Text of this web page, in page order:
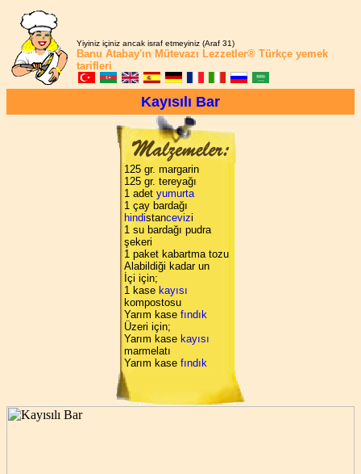
Yiyiniz içiniz ancak israf etmeyiniz (Araf 31)
Banu Atabay'ın Mütevazı Lezzetler® Türkçe yemek
tarifleri
Kayısılı Bar
125 gr. margarin
125 gr. tereyağı
1 adet yumurta
1 çay bardağı
hindistancevizi
1 su bardağı pudra
şekeri
1 paket kabartma tozu
Alabildiği kadar un
İçi için;
1 kase kayısı
kompostosu
Yarım kase fındık
Üzeri için;
Yarım kase kayısı
marmelatı
Yarım kase fındık